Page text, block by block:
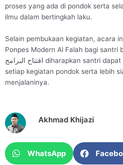
proses yang ada di pondok serta
ilmu dalam bertingkah laku.
Selain pembukaan kegiatan, acara
Ponpes Modern Al Falah bagi santri
افتتاح البرامج diharapkan santri dapat mengambil nilai baik dari
setiap kegiatan pondok serta lebih
menjalaninya.
Akhmad Khijazi
WhatsApp